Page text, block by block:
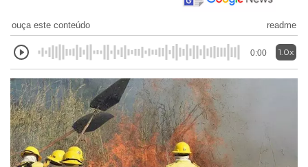
ouça este conteúdo readme
0:00 1.0x